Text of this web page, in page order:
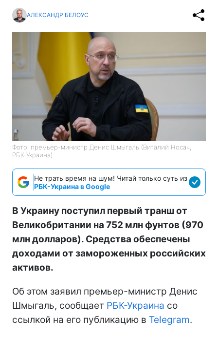
АЛЕКСАНДР БЕЛОУС
Фото: премьер-министр Денис Шмыгаль (Виталий Носач,
РБК-Украина)
Не трать время на шум! Читай только суть из
РБК-Украина в Google
В Украину поступил первый транш от
Великобритании на 752 млн фунтов (970
млн долларов). Средства обеспечены
доходами от замороженных российских
активов.
Об этом заявил премьер-министр Денис
Шмыгаль, сообщает РБК-Украина со
ссылкой на его публикацию в Telegram.